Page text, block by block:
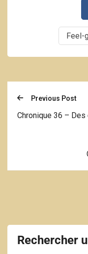
Feel-
Previous Post
Chronique 36 –
Rechercher